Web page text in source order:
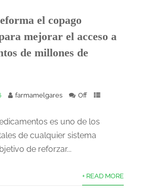
el copago
mejorar el acceso a
de millones de
farmamelgares
Off
es uno de los
de cualquier sistema
de reforzar...
+ READ MORE